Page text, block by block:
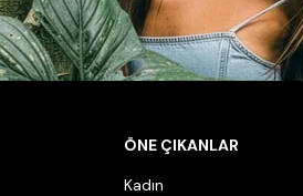
ÖNE ÇIKANLAR
Kadın